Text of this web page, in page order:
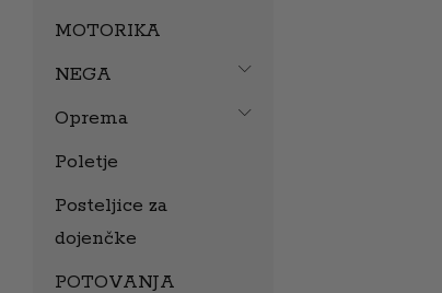
MOTORIKA
NEGA
Oprema
Poletje
Posteljice za
dojenčke
POTOVANJA